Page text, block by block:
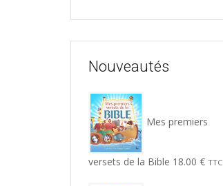
Nouveautés
Mes premiers
versets de la Bible 18.00 € TTC